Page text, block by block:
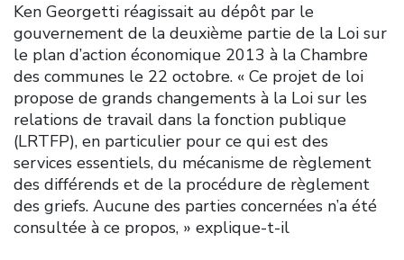
Ken Georgetti réagissait au dépôt par le
gouvernement de la deuxième partie de la Loi sur
le plan d’action économique 2013 à la Chambre
des communes le 22 octobre. « Ce projet de loi
propose de grands changements à la Loi sur les
relations de travail dans la fonction publique
(LRTFP), en particulier pour ce qui est des
services essentiels, du mécanisme de règlement
des différends et de la procédure de règlement
des griefs. Aucune des parties concernées n’a été
consultée à ce propos, » explique-t-il